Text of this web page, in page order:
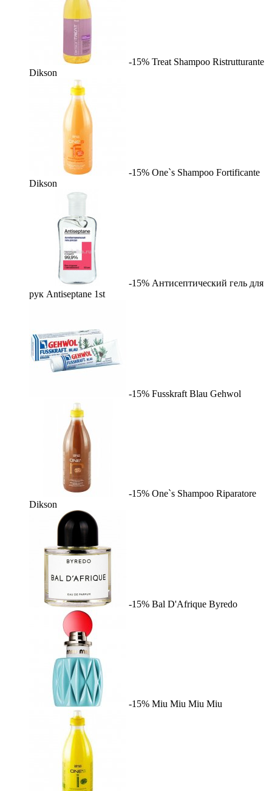
-15% Treat Shampoo Ristrutturante
Dikson
-15% One`s Shampoo Fortificante
Dikson
-15% Антисептический гель для
рук Antiseptane 1st
-15% Fusskraft Blau Gehwol
-15% One`s Shampoo Riparatore
Dikson
-15% Bal D'Afrique Byredo
-15% Miu Miu Miu Miu